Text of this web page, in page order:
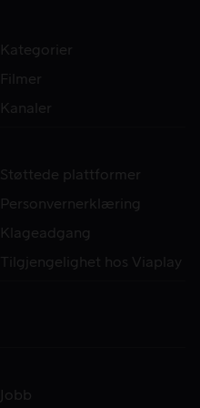
Kategorier
Filmer
Kanaler
Støttede plattformer
Personvernerklæring
Klageadgang
Tilgjengelighet hos Viaplay
Jobb